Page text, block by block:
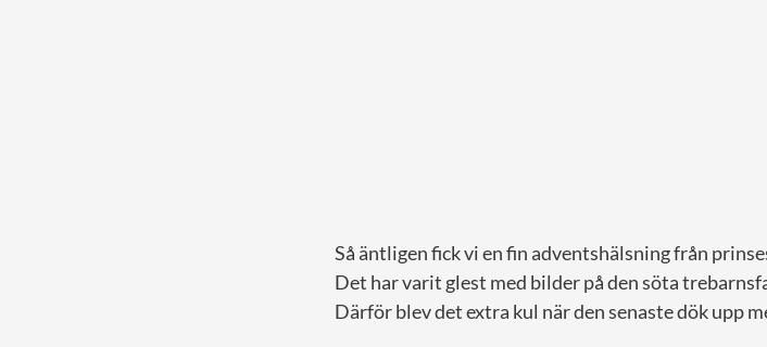
Så äntligen fick vi en fin adventshälsning från
Det har varit glest med bilder på den söta
Därför blev det extra kul när den senaste dök upp